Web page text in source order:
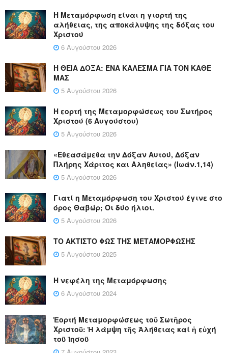
Η Μεταμόρφωση είναι η γιορτή της
αλήθειας, της αποκάλυψης της δόξας του
Χριστού
6 Αυγούστου 2026
Η ΘΕΙΑ ΔΟΞΑ: ΈΝΑ ΚΑΛΕΣΜΑ ΓΙΑ ΤΟΝ ΚΑΘΕ
ΜΑΣ
5 Αυγούστου 2026
Η εορτή της Μεταμορφώσεως του Σωτήρος
Χριστού (6 Αυγούστου)
5 Αυγούστου 2026
«Εθεασάμεθα την Δόξαν Αυτού, Δόξαν
Πλήρης Χάριτος και Αληθείας» (Ιωάν.1,14)
5 Αυγούστου 2026
Γιατί η Μεταμόρφωση του Χριστού έγινε στο
όρος Θαβώρ; Οι δύο ήλιοι.
5 Αυγούστου 2026
ΤΟ ΑΚΤΙΣΤΟ ΦΩΣ ΤΗΣ ΜΕΤΑΜΟΡΦΩΣΗΣ
5 Αυγούστου 2025
Η νεφέλη της Μεταμόρφωσης
6 Αυγούστου 2024
Ἑορτή Μεταμορφώσεως τοῦ Σωτῆρος
Χριστοῦ: Ἡ λάμψη τῆς Ἀλήθειας καί ἡ εὐχή
τοῦ Ἰησοῦ